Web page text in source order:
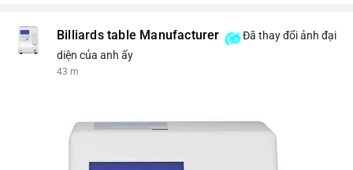
Billiards table Manufacturer
Đã thay đổi ảnh đại
diện của anh ấy
43 m